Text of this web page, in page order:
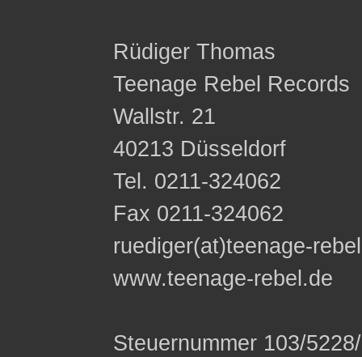
Rüdiger Thomas
Teenage Rebel Records
Wallstr. 21
40213 Düsseldorf
Tel. 0211-324062
Fax 0211-324062
ruediger(at)teenage-
www.teenage-rebel.de
Steuernummer 103/